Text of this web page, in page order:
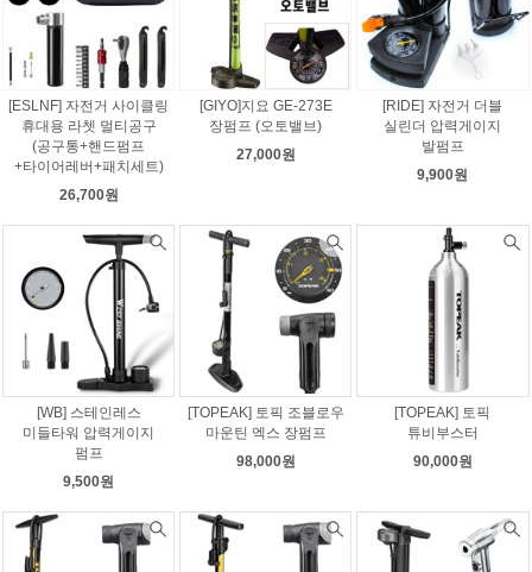
[ESLNF] 자전거 사이클링
휴대용 라쳇 멀티공구
(공구통+핸드펌프
+타이어레버+패치세트)
26,700원
[GIYO]지요 GE-273E
장펌프 (오토밸브)
27,000원
[RIDE] 자전거 더블
실린더 압력게이지
발펌프
9,900원
[WB] 스테인레스
미들타워 압력게이지
펌프
9,500원
[TOPEAK] 토픽 조블로우
마운틴 엑스 장펌프
98,000원
[TOPEAK] 토픽
튜비부스터
90,000원